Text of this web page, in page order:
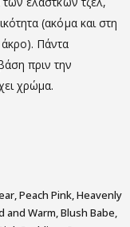
(ακόμα και στη
Πάντα
πριν την
χρώμα.
Peach Pink, Heavenly
and Warm, Blush Babe,